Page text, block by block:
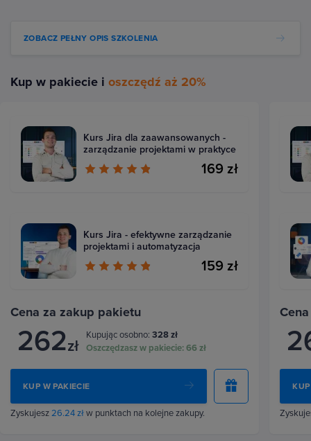
ZOBACZ PEŁNY OPIS SZKOLENIA
Kup w pakiecie i oszczędź aż 20%
Kurs Jira dla zaawansowanych -
zarządzanie projektami w praktyce
169 zł
Kurs Jira - efektywne zarządzanie
projektami i automatyzacja
159 zł
Cena za zakup pakietu
262zł
Kupując osobno: 328 zł
Oszczędzasz w pakiecie:66 zł
KUP W PAKIECIE
Zyskujesz26.24 złw punktach na kolejne zakupy.